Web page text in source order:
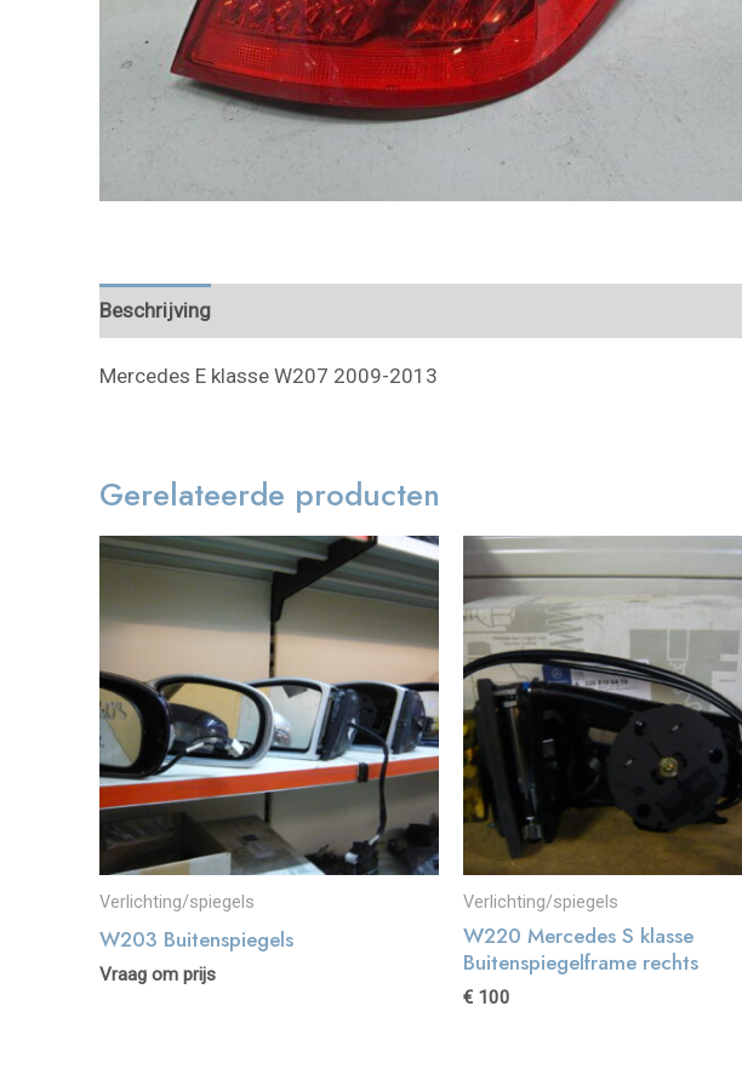
Beschrijving
Mercedes E klasse W207 2009-2013
Gerelateerde producten
Verlichting/spiegels
W203 Buitenspiegels
Vraag om prijs
Verlichting/spiegels
W220 Mercedes S klasse
Buitenspiegelframe rechts
€ 100